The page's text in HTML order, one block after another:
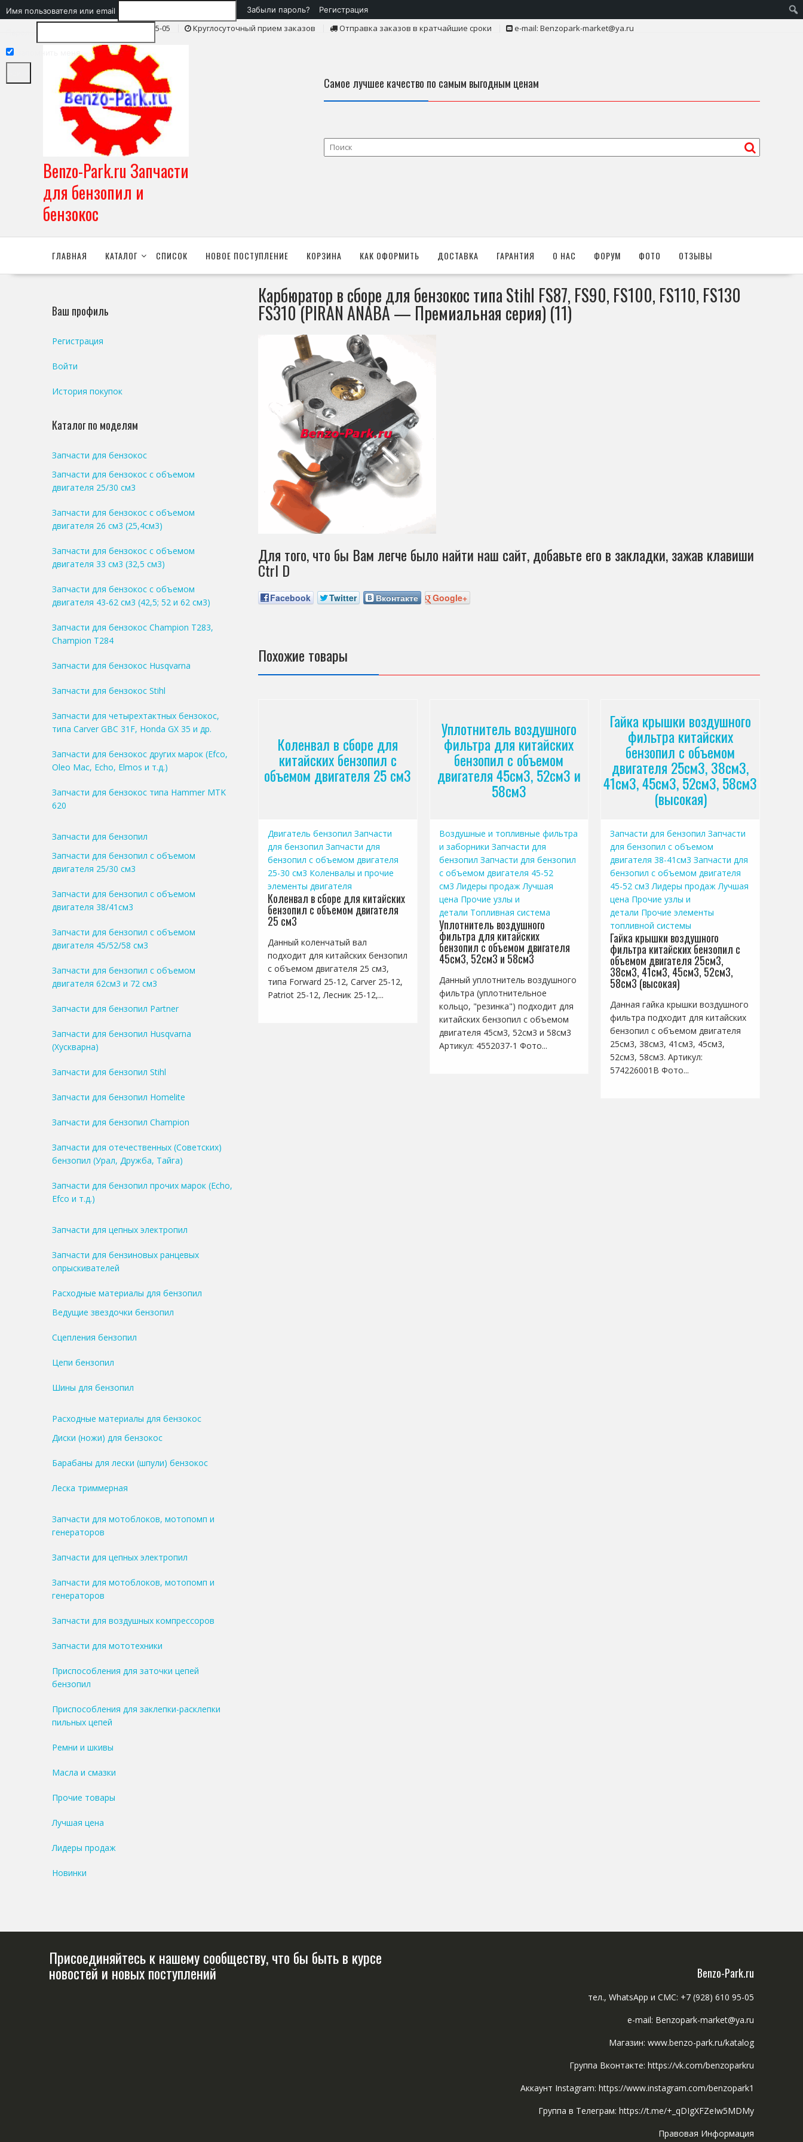
Имя пользователя или email
Запомнить меня
Забыли пароль? Регистрация
content
тел./WhatsApp +7 (928) 610 95-05 Круглосуточный прием заказов Отправка заказов в кратчайшие сроки e-mail: Benzopark-market@ya.ru
Benzo-Park.ru Запчасти
для бензопил и
бензокос
Самое лучшее качество по самым выгодным ценам
ГЛАВНАЯ КАТАЛОГ СПИСОК НОВОЕ ПОСТУПЛЕНИЕ КОРЗИНА КАК ОФОРМИТЬ ДОСТАВКА ГАРАНТИЯ О НАС ФОРУМ ФОТО ОТЗЫВЫ
Карбюратор в сборе для бензокос типа Stihl FS87, FS90, FS100, FS110, FS130
FS310 (PIRAN ANABA — Премиальная серия) (11)
Для того, что бы Вам легче было найти наш сайт, добавьте его в закладки, зажав клавиши
Ctrl D
Facebook Twitter Вконтакте Google+
Похожие товары
Коленвал в сборе для
китайских бензопил с
объемом двигателя 25 см3
Двигатель бензопил Запчасти
для бензопил Запчасти для
бензопил с объемом двигателя
25-30 см3 Коленвалы и прочие
элементы двигателя
Коленвал в сборе для китайских
бензопил с объемом двигателя
25 см3
Данный коленчатый вал
подходит для китайских бензопил
с объемом двигателя 25 см3,
типа Forward 25-12, Carver 25-12,
Patriot 25-12, Лесник 25-12,...
Уплотнитель воздушного
фильтра для китайских
бензопил с объемом
двигателя 45см3, 52см3 и
58см3
Воздушные и топливные фильтра
и заборники Запчасти для
бензопил Запчасти для бензопил
с объемом двигателя 45-52
см3 Лидеры продаж Лучшая
цена Прочие узлы и
детали Топливная система
Уплотнитель воздушного
фильтра для китайских
бензопил с объемом двигателя
45см3, 52см3 и 58см3
Данный уплотнитель воздушного
фильтра (уплотнительное
кольцо, "резинка") подходит для
китайских бензопил с объемом
двигателя 45см3, 52см3 и 58см3
Артикул: 4552037-1 Фото...
Гайка крышки воздушного
фильтра китайских
бензопил с объемом
двигателя 25см3, 38см3,
41см3, 45см3, 52см3, 58см3
(высокая)
Запчасти для бензопил Запчасти
для бензопил с объемом
двигателя 38-41см3 Запчасти для
бензопил с объемом двигателя
45-52 см3 Лидеры продаж Лучшая
цена Прочие узлы и
детали Прочие элементы
топливной системы
Гайка крышки воздушного
фильтра китайских бензопил с
объемом двигателя 25см3,
38см3, 41см3, 45см3, 52см3,
58см3 (высокая)
Данная гайка крышки воздушного
фильтра подходит для китайских
бензопил с объемом двигателя
25см3, 38см3, 41см3, 45см3,
52см3, 58см3. Артикул:
574226001B Фото...
Ваш профиль
Регистрация
Войти
История покупок
Каталог по моделям
Запчасти для бензокос
Запчасти для бензокос с объемом
двигателя 25/30 см3
Запчасти для бензокос с объемом
двигателя 26 см3 (25,4см3)
Запчасти для бензокос с объемом
двигателя 33 см3 (32,5 см3)
Запчасти для бензокос с объемом
двигателя 43-62 см3 (42,5; 52 и 62 см3)
Запчасти для бензокос Champion T283,
Champion T284
Запчасти для бензокос Husqvarna
Запчасти для бензокос Stihl
Запчасти для четырехтактных бензокос,
типа Carver GBC 31F, Honda GX 35 и др.
Запчасти для бензокос других марок (Efco,
Oleo Mac, Echo, Elmos и т.д.)
Запчасти для бензокос типа Hammer MTK
620
Запчасти для бензопил
Запчасти для бензопил с объемом
двигателя 25/30 см3
Запчасти для бензопил с объемом
двигателя 38/41см3
Запчасти для бензопил с объемом
двигателя 45/52/58 см3
Запчасти для бензопил с объемом
двигателя 62см3 и 72 см3
Запчасти для бензопил Partner
Запчасти для бензопил Husqvarna
(Хускварна)
Запчасти для бензопил Stihl
Запчасти для бензопил Homelite
Запчасти для бензопил Champion
Запчасти для отечественных (Советских)
бензопил (Урал, Дружба, Тайга)
Запчасти для бензопил прочих марок (Echo,
Efco и т.д.)
Запчасти для цепных электропил
Запчасти для бензиновых ранцевых
опрыскивателей
Расходные материалы для бензопил
Ведущие звездочки бензопил
Сцепления бензопил
Цепи бензопил
Шины для бензопил
Расходные материалы для бензокос
Диски (ножи) для бензокос
Барабаны для лески (шпули) бензокос
Леска триммерная
Запчасти для мотоблоков, мотопомп и
генераторов
Запчасти для цепных электропил
Запчасти для мотоблоков, мотопомп и
генераторов
Запчасти для воздушных компрессоров
Запчасти для мототехники
Приспособления для заточки цепей
бензопил
Приспособления для заклепки-расклепки
пильных цепей
Ремни и шкивы
Масла и смазки
Прочие товары
Лучшая цена
Лидеры продаж
Новинки
Присоединяйтесь к нашему сообществу, что бы быть в курсе
новостей и новых поступлений Benzo-Park.ru
тел., WhatsApp и СМС: +7 (928) 610 95-05
e-mail: Benzopark-market@ya.ru
Магазин: www.benzo-park.ru/katalog
Группа Вконтакте: https://vk.com/benzoparkru
Аккаунт Instagram: https://www.instagram.com/benzopark1
Группа в Телеграм: https://t.me/+_qDIgXFZeIw5MDMy
Правовая Информация